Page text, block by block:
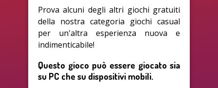
Prova alcuni degli altri giochi gratuiti
della nostra categoria giochi casual
per un'altra esperienza nuova e
indimenticabile!
Questo gioco può essere giocato sia
su PC che su dispositivi mobili.